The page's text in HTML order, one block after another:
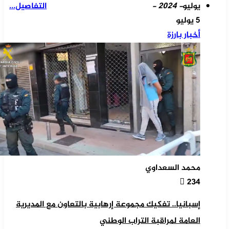
التفاصيل...
يوليو- 2024 -
5 يوليو
أخبار بارزة
محمد السعداوي
234
إسبانيا.. تفكيك مجموعة إرهابية بالتعاون مع المديرية
العامة لمراقبة التراب الوطني